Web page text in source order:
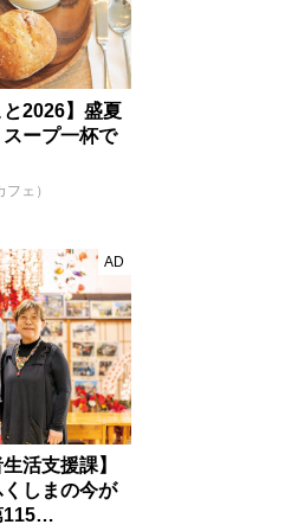
と2026】盛夏
ープ一杯で
ェ）
AD
活支援課】
しまの今が
115…